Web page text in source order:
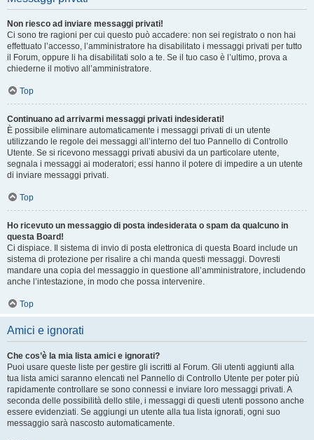
Non riesco ad inviare messaggi privati!
Ci sono tre ragioni per cui questo può accadere: non sei registrato o non hai
effettuato l’accesso, l’amministratore ha disabilitato i messaggi privati per tutto
il Forum, oppure li ha disabilitati solo a te. Se il tuo caso è l’ultimo, prova a
chiederne il motivo all’amministratore.
Top
Continuano ad arrivarmi messaggi privati indesiderati!
È possibile eliminare automaticamente i messaggi privati ​​di un utente
utilizzando le regole dei messaggi all’interno del tuo Pannello di Controllo
Utente. Se si ricevono messaggi privati ​​abusivi da un particolare utente,
segnala i messaggi ai moderatori; essi hanno il potere di impedire a un utente
di inviare messaggi privati​​.
Top
Ho ricevuto un messaggio di posta indesiderata o spam da qualcuno in
questa Board!
Ci dispiace. Il sistema di invio di posta elettronica di questa Board include un
sistema di protezione per risalire a chi manda questi messaggi. Dovresti
mandare una copia del messaggio in questione all’amministratore, includendo
anche l’intestazione, in modo che possa intervenire.
Top
Amici e ignorati
Che cos’è la mia lista amici e ignorati?
Puoi usare queste liste per gestire gli iscritti al Forum. Gli utenti aggiunti alla
tua lista amici saranno elencati nel Pannello di Controllo Utente per poter più
rapidamente controllare se sono connessi e inviare loro messaggi privati. A
seconda delle possibilità dello stile, i messaggi di questi utenti possono anche
essere evidenziati. Se aggiungi un utente alla tua lista ignorati, ogni suo
messaggio sarà nascosto automaticamente.